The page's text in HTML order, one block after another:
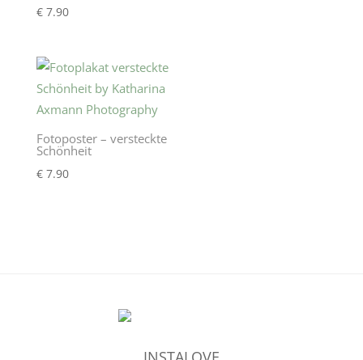
€7.90
Fotoposter – versteckte
Schönheit
€7.90